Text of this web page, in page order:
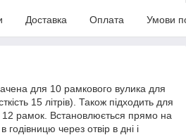
Доставка Оплата Умови
для 10 рамкового вулика для
15 літрів). Також підходить для
12 рамок. Встановлюється прямо на
через отвір в дні і